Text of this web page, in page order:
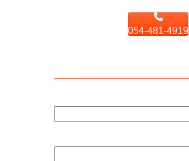
054-481-4919